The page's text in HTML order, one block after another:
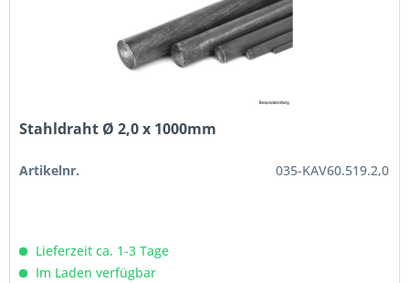
Stahldraht Ø 2,0 x 1000mm
Artikelnr. 035-KAV60.519.2,0
Lieferzeit ca. 1-3 Tage
Im Laden verfügbar